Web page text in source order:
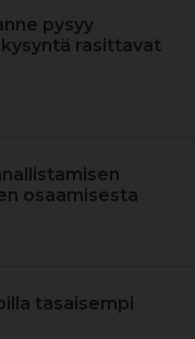
pysyy
rasittavat
osaamisesta
tasaisempi